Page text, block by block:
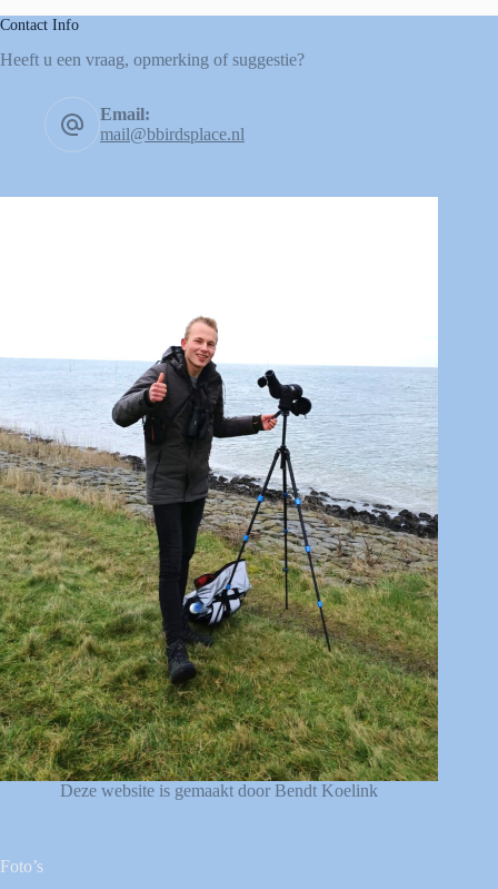
Contact Info
Heeft u een vraag, opmerking of suggestie?
Email:
mail@bbirdsplace.nl
Deze website is gemaakt door Bendt Koelink
Foto’s